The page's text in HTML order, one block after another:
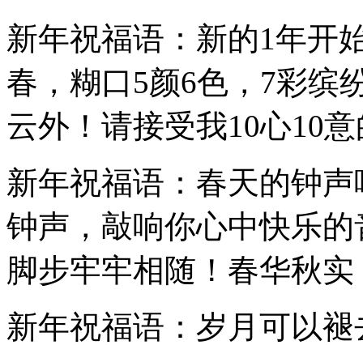
新年祝福语：新的1年开
春，糊口5颜6色，7彩缤
云外！请接受我10心10
新年祝福语：春天的钟
钟声，敲响你心中快乐
脚步牢牢相随！春华秋
新年祝福语：岁月可以